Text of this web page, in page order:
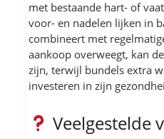
met bestaande hart- of
voor- en nadelen lijken in
combineert met
aankoop overweegt, kan
zijn, terwijl bundels extra
investeren in zijn
Veelgestelde